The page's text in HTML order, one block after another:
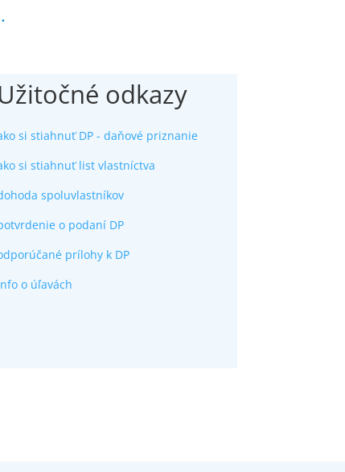
odkazy
si stiahnuť DP - daňové priznanie
si stiahnuť list vlastníctva
spoluvlastníkov
o podaní DP
prílohy k DP
o úľavách